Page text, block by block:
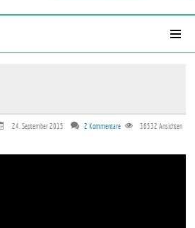
24. September 2015 2 Kommentare 36532Ansichten